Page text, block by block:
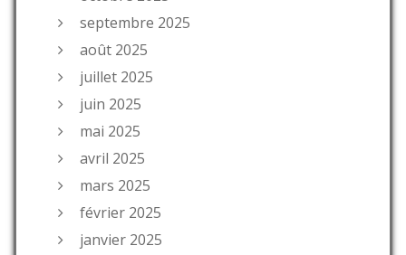
septembre 2025
août 2025
juillet 2025
juin 2025
mai 2025
avril 2025
mars 2025
février 2025
janvier 2025